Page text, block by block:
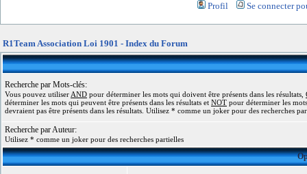
Profil
Se connecter
R1Team Association Loi 1901 - Index du Forum
Recherche par Mots-clés:
Vous pouvez utiliser AND pour déterminer les mots qui doivent être présents dans les résultats,
déterminer les mots qui peuvent être présents dans les résultats et NOT pour déterminer les
devraient pas être présents dans les résultats. Utilisez * comme un joker pour des recherches
Recherche par Auteur:
Utilisez * comme un joker pour des recherches partielles